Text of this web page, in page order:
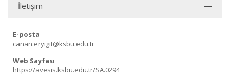
İletişim
E-posta
canan.eryigit@ksbu.edu.tr
Web Sayfası
https://avesis.ksbu.edu.tr/SA.0294